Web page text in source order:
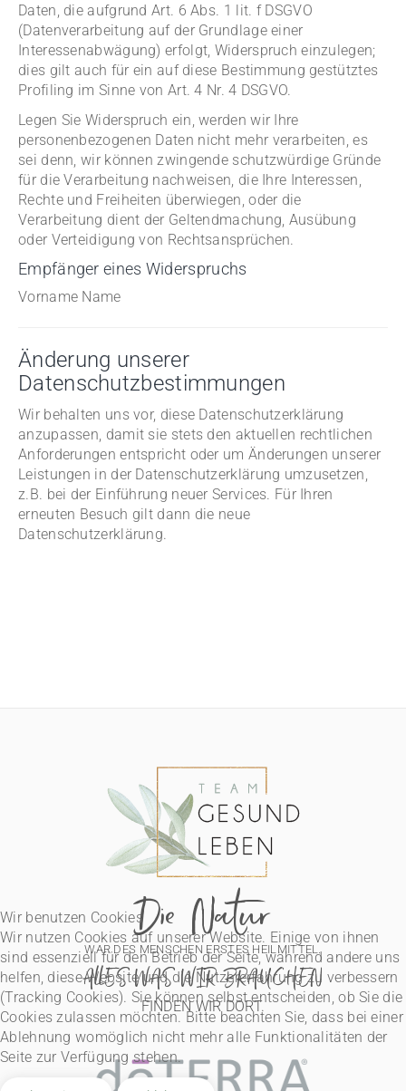
Daten, die aufgrund Art. 6 Abs. 1 lit. f DSGVO
(Datenverarbeitung auf der Grundlage einer
Interessenabwägung) erfolgt, Widerspruch einzulegen;
dies gilt auch für ein auf diese Bestimmung gestütztes
Profiling im Sinne von Art. 4 Nr. 4 DSGVO.
Legen Sie Widerspruch ein, werden wir Ihre
personenbezogenen Daten nicht mehr verarbeiten, es
sei denn, wir können zwingende schutzwürdige Gründe
für die Verarbeitung nachweisen, die Ihre Interessen,
Rechte und Freiheiten überwiegen, oder die
Verarbeitung dient der Geltendmachung, Ausübung
oder Verteidigung von Rechtsansprüchen.
Empfänger eines Widerspruchs
Vorname Name
Änderung unserer
Datenschutzbestimmungen
Wir behalten uns vor, diese Datenschutzerklärung
anzupassen, damit sie stets den aktuellen rechtlichen
Anforderungen entspricht oder um Änderungen unserer
Leistungen in der Datenschutzerklärung umzusetzen,
z.B. bei der Einführung neuer Services. Für Ihren
erneuten Besuch gilt dann die neue
Datenschutzerklärung.
Die Natur
WAR DES MENSCHEN ERSTES HEILMITTEL.
ALLES WAS WIR BRAUCHEN
FINDEN WIR DORT.
Wir benutzen Cookies
Wir nutzen Cookies auf unserer Website. Einige von ihnen
sind essenziell für den Betrieb der Seite, während andere uns
helfen, diese Website und die Nutzererfahrung zu verbessern
(Tracking Cookies). Sie können selbst entscheiden, ob Sie die
Cookies zulassen möchten. Bitte beachten Sie, dass bei einer
Ablehnung womöglich nicht mehr alle Funktionalitäten der
Seite zur Verfügung stehen.